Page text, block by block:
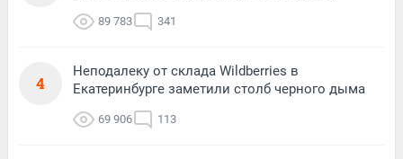
89 783 341
4
Неподалеку от склада Wildberries в
Екатеринбурге заметили столб черного дыма
69 906 113